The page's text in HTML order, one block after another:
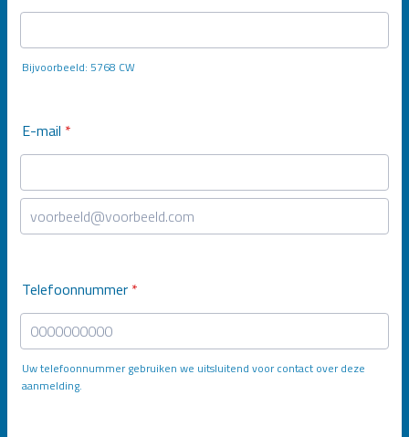
Bijvoorbeeld: 5768 CW
E-mail *
Confirmation Email
Telefoonnummer *
Uw telefoonnummer gebruiken we uitsluitend voor contact over deze
aanmelding.